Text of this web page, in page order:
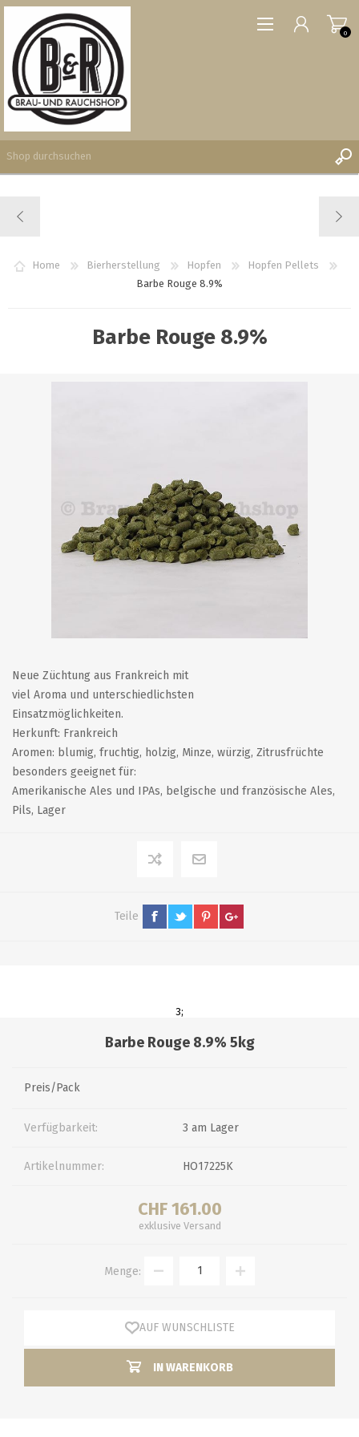
WUNSCHLISTE
0
0
Home Bierherstellung Hopfen
Hopfen Pellets
Barbe Rouge 8.9%
Barbe Rouge 8.9%
Neue Züchtung aus Frankreich mit
viel Aroma und unterschiedlichsten
Einsatzmöglichkeiten.
Herkunft: Frankreich
Aromen: blumig, fruchtig, holzig, Minze, würzig, Zitrusfrüchte
besonders geeignet für:
Amerikanische Ales und IPAs, belgische und französische Ales,
Pils, Lager
Teile
3;
Barbe Rouge 8.9% 5kg
Preis/Pack
Verfügbarkeit: 3 am Lager
Artikelnummer: HO17225K
CHF 161.00
exklusive Versand
Menge:
AUF WUNSCHLISTE
IN WARENKORB